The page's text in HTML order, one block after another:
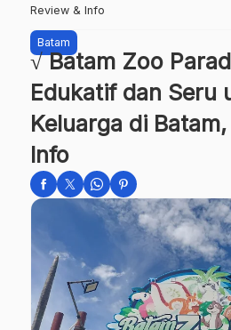
Review & Info
Batam
√ Batam Zoo
Edukatif dan Seru
Keluarga di
Info